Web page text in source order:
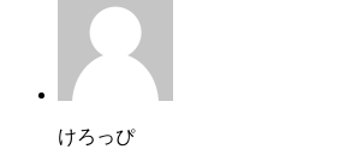
けろっぴ